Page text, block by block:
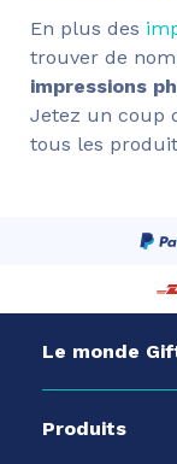
En plus des
trouver de
impressions
Jetez un coup
tous les
Le monde
Produits